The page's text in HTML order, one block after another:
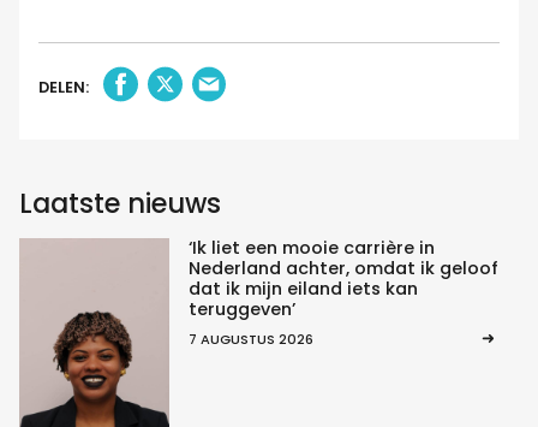
DELEN:
Laatste nieuws
‘Ik liet een mooie carrière in
Nederland achter, omdat ik geloof
dat ik mijn eiland iets kan
teruggeven’
7 AUGUSTUS 2026